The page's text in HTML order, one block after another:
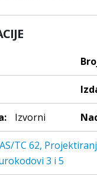
Izvorni
TC 62,
3 i 5